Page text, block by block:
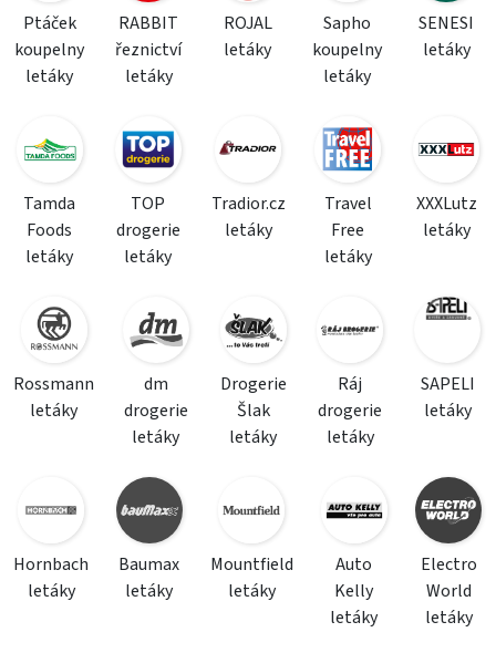
Ptáček
koupelny
letáky
RABBIT
řeznictví
letáky
ROJAL
letáky
Sapho
koupelny
letáky
SENESI
letáky
Tamda
Foods
letáky
TOP
drogerie
letáky
Tradior.cz
letáky
Travel
Free
letáky
XXXLutz
letáky
Rossmann
letáky
dm
drogerie
letáky
Drogerie
Šlak
letáky
Ráj
drogerie
letáky
SAPELI
letáky
Hornbach
letáky
Baumax
letáky
Mountfield
letáky
Auto
Kelly
letáky
Electro
World
letáky